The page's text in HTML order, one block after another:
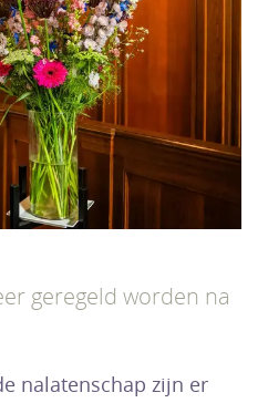
geregeld worden na
nalatenschap zijn er